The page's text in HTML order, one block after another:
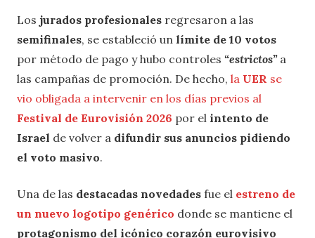
Los jurados profesionales regresaron a las
semifinales, se estableció un límite de 10 votos
por método de pago y hubo controles “estrictos” a
las campañas de promoción. De hecho, la UER se
vio obligada a intervenir en los días previos al
Festival de Eurovisión 2026 por el intento de
Israel de volver a difundir sus anuncios pidiendo
el voto masivo.
Una de las destacadas novedades fue el estreno de
un nuevo logotipo genérico donde se mantiene el
protagonismo del icónico corazón eurovisivo